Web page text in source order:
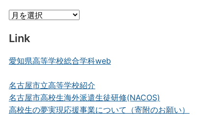
Archive
Link
愛知県高等学校総合学科web
名古屋市立高等学校紹介
名古屋市高校生海外派遣生徒研修(NACOS)
高校生の夢実現応援事業について（寄附のお願い）